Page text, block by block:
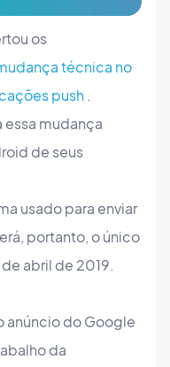
os
técnica no
push .
essa mudança
de seus
usado para enviar
portanto, o único
abril de 2019.
anúncio do Google
da